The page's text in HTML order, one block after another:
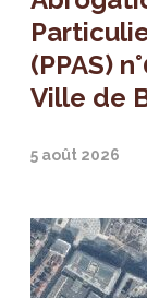
(PPAS)
Ville de
5 août 2026